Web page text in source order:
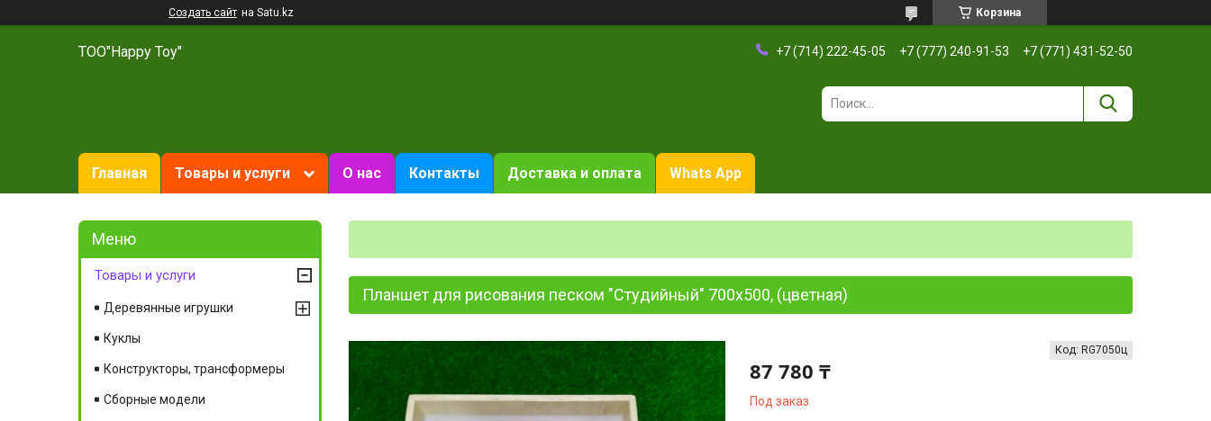
Создать сайт на Satu.kz Корзина
ТОО"Happy Toy" +7 (714) 222-45-05 +7 (777) 240-91-53 +7 (771) 431-52-50
Главная Товары и услуги О нас Контакты Доставка и оплата Whats App
Планшет для рисования песком "Студийный" 700х500, (цветная)
87 780 ₸
Под заказ
Код: RG7050ц
Товары и услуги
Деревянные игрушки
Куклы
Конструкторы, трансформеры
Сборные модели